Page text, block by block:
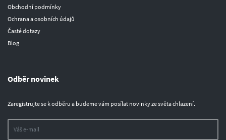
Obchodní podmínky
Ochrana a osobních údajů
Časté dotazy
Blog
Odběr novinek
Zaregistrujte se k odběru a budeme vám posílat novinky ze světa chlazení.